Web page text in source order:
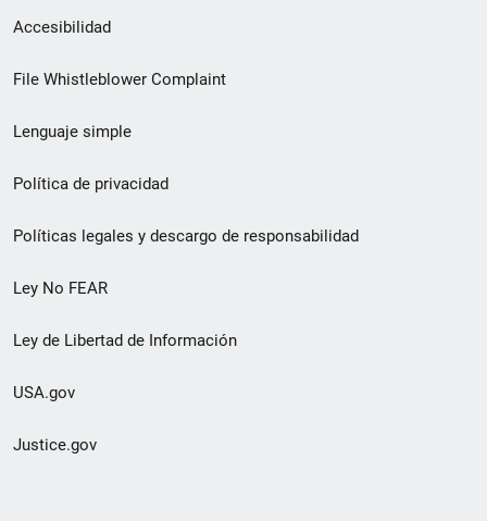
Menú
de
de
pie
de
página
Accesibilidad
File Whistleblower Complaint
Lenguaje simple
Política de privacidad
Políticas legales y descargo de responsabilidad
Ley No FEAR
Ley de Libertad de Información
USA.gov
Justice.gov